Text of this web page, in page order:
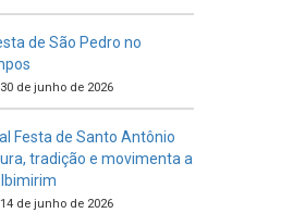
Ibimirim 2026
de julho de 2026
de Ibimirim mantêm
e representam o
de julho de 2026